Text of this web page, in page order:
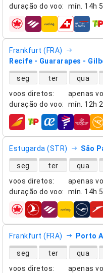
duração do voo: mín. 14h
companhias aéreas
Frankfurt (FRA)
Recife - Guararapes -
voos diretos:
apenas
duração do voo: mín. 12h
disponibilidade de voos
seg ter qua
companhias aéreas
Estugarda (STR) São
voos diretos:
apenas
duração do voo: mín. 14h
disponibilidade de voos
seg ter qua
companhias aéreas
Frankfurt (FRA) Porto
voos diretos:
apenas
disponibilidade de voos
seg ter qua